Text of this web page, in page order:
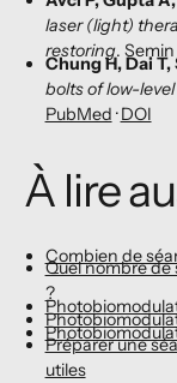
laser (light)
restoring.
Chung H, Dai T,
bolts of low-
PubMed ·DOI
À lire
Combien de
Quel nombre
?
Préparer une
utiles